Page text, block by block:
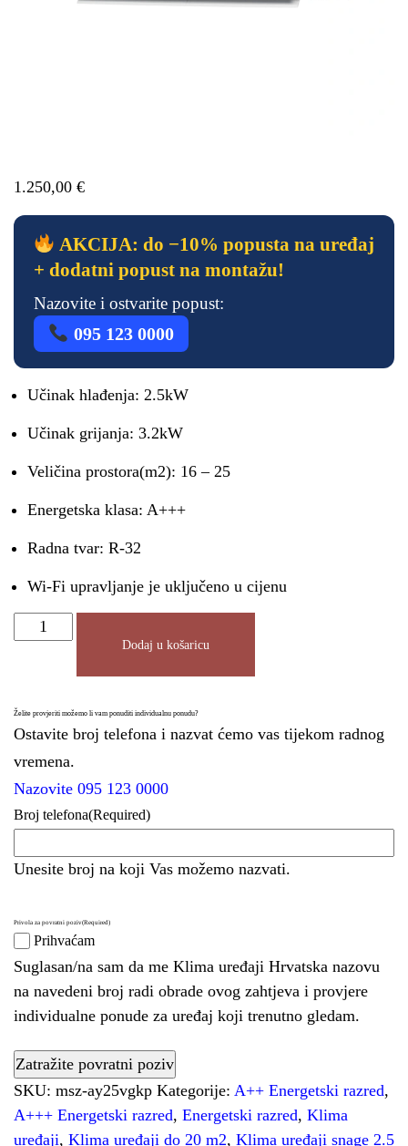
1.250,00 €
AKCIJA: do −10% popusta na uređaj
+ dodatni popust na montažu!
Nazovite i ostvarite popust:
095 123 0000
Učinak hlađenja: 2.5kW
Učinak grijanja: 3.2kW
Veličina prostora(m2): 16 – 25
Energetska klasa: A+++
Radna tvar: R-32
Wi-Fi upravljanje je uključeno u cijenu
Dodaj u košaricu
Želite provjeriti možemo li vam ponuditi individualnu ponudu?
Ostavite broj telefona i nazvat ćemo vas tijekom radnog
vremena.
Nazovite 095 123 0000
Broj telefona(Required)
Unesite broj na koji Vas možemo nazvati.
Privola za povratni poziv(Required)
Prihvaćam
Suglasan/na sam da me Klima uređaji Hrvatska nazovu
na navedeni broj radi obrade ovog zahtjeva i provjere
individualne ponude za uređaj koji trenutno gledam.
SKU: msz-ay25vgkp Kategorije: A++ Energetski razred,
A+++ Energetski razred, Energetski razred, Klima
uređaji, Klima uređaji do 20 m2, Klima uređaji snage 2.5